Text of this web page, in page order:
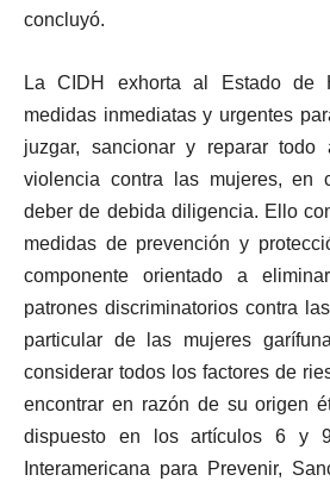
concluyó.
La CIDH exhorta al Estado de
medidas inmediatas y urgentes
juzgar, sancionar y reparar
violencia contra las mujeres, en
deber de debida diligencia. Ello
medidas de prevención y
componente orientado a
patrones discriminatorios contra
particular de las mujeres
considerar todos los factores de
encontrar en razón de su origen
dispuesto en los artículos 6 y
Interamericana para Prevenir,